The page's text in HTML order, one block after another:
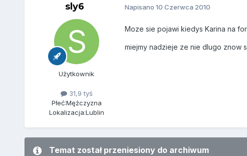
sly6
Użytkownik
31,9 tyś
Płeć:Mężczyzna
Lokalizacja:Lublin
Napisano 10 Czerwca 2010
Moze sie pojawi kiedys Karina na
miejmy nadzieje ze nie dlugo znow
Temat został przeniesiony do archiwum